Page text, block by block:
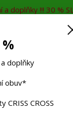
doplňky !!! 30 %
Rádi Vám
SWPT080
doplňky
obuv*
CROSS